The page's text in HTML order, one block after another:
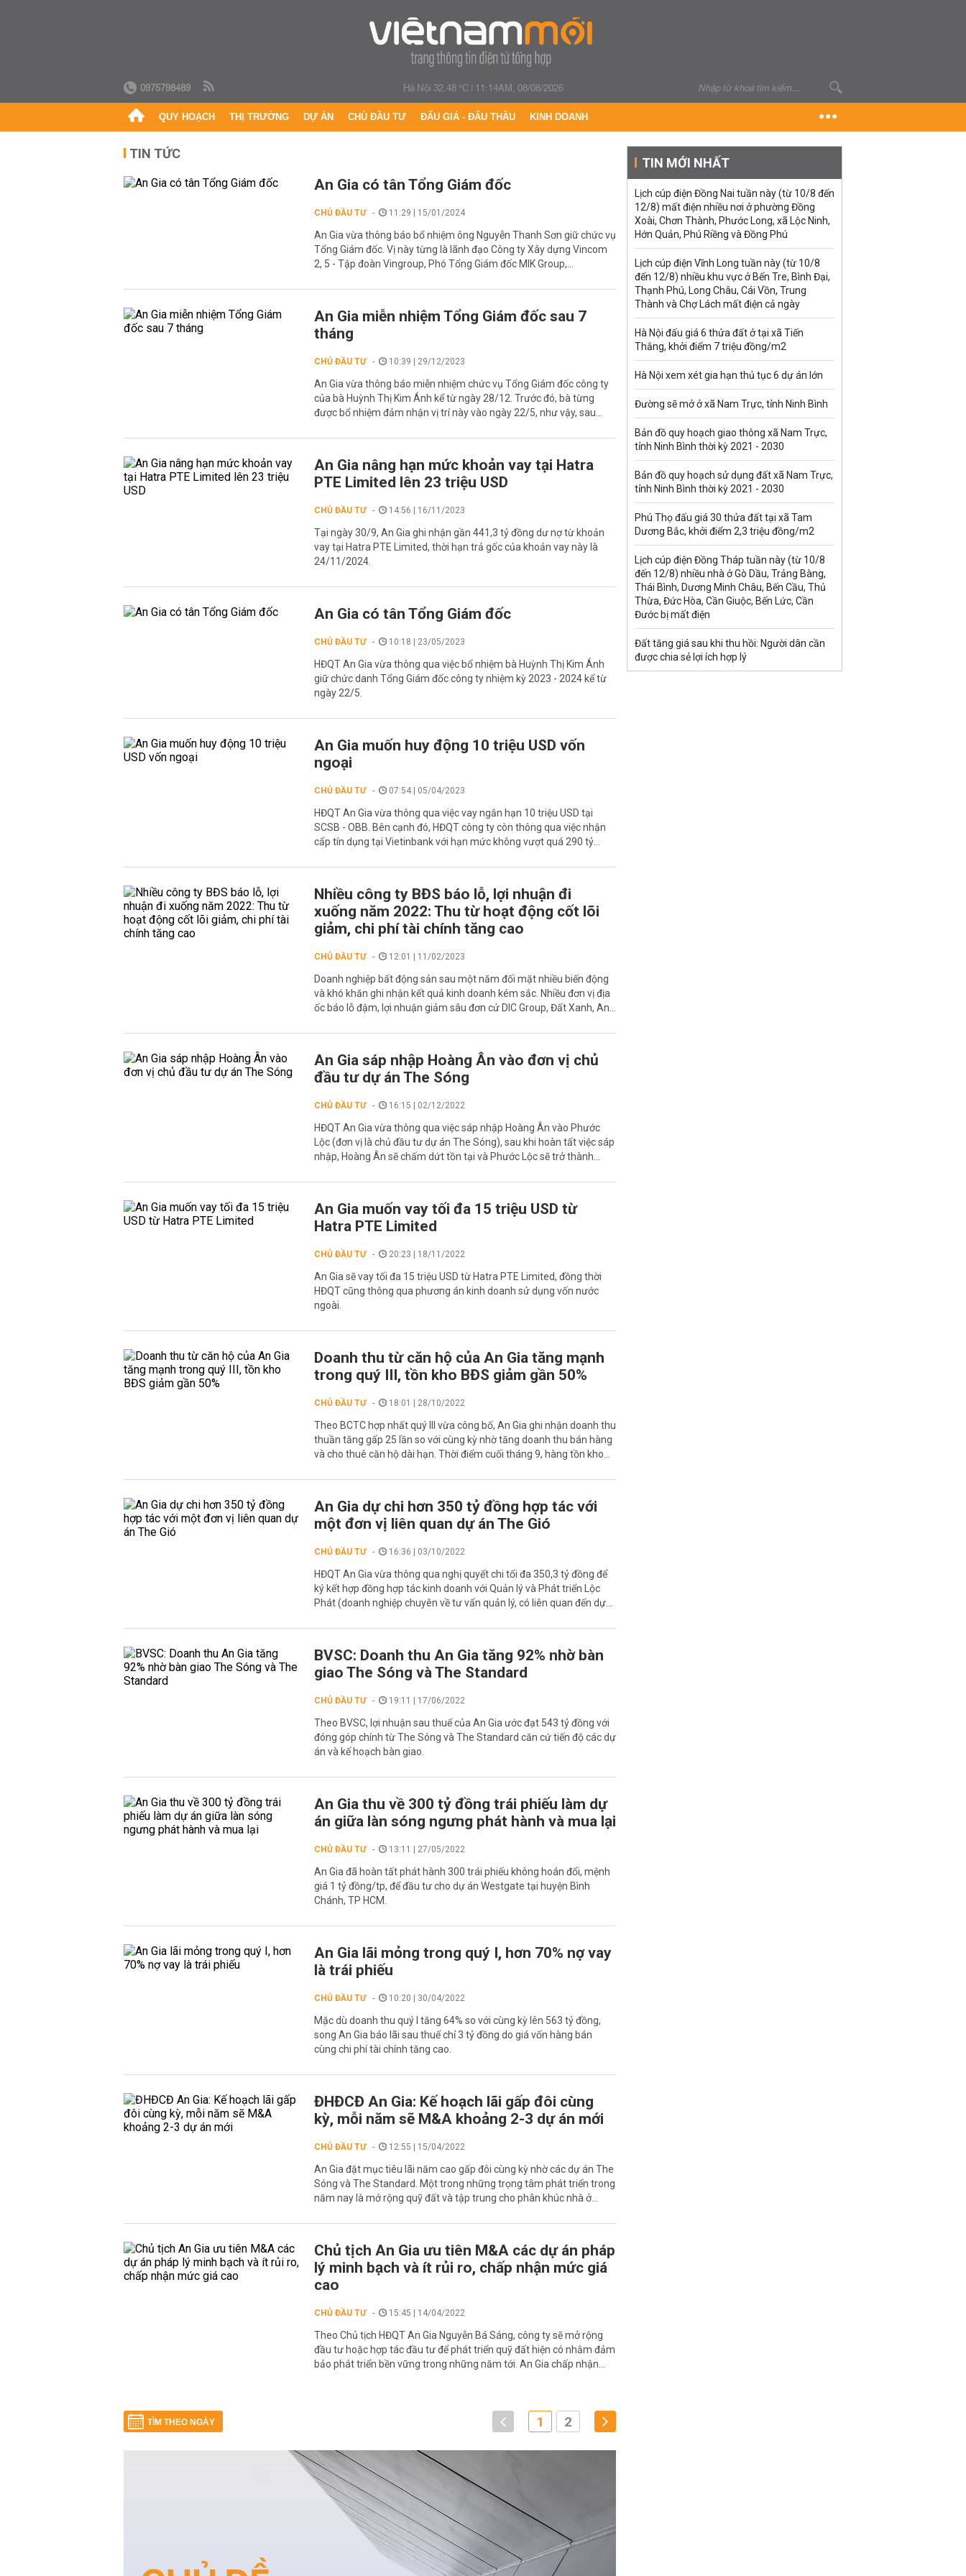
0975798489 Hà Nội 32.48 °C| 11:14AM, 08/08/2026
QUY HOẠCH THỊ TRƯỜNG DỰ ÁN CHỦ ĐẦU TƯ ĐẤU GIÁ - ĐẤU THẦU KINH DOANH
TIN TỨC
An Gia có tân Tổng Giám đốc
CHỦ ĐẦU TƯ 11:29 | 15/01/2024
An Gia vừa thông báo bổ nhiệm ông Nguyễn Thanh Sơn giữ chức vụ
Tổng Giám đốc. Vị này từng là lãnh đạo Công ty Xây dựng Vincom
2, 5 - Tập đoàn Vingroup, Phó Tổng Giám đốc MIK Group,...
An Gia miễn nhiệm Tổng Giám đốc sau 7
tháng
CHỦ ĐẦU TƯ 10:39 | 29/12/2023
An Gia vừa thông báo miễn nhiệm chức vụ Tổng Giám đốc công ty
của bà Huỳnh Thị Kim Ánh kể từ ngày 28/12. Trước đó, bà từng
được bổ nhiệm đảm nhận vị trí này vào ngày 22/5, như vậy, sau...
An Gia nâng hạn mức khoản vay tại Hatra
PTE Limited lên 23 triệu USD
CHỦ ĐẦU TƯ 14:56 | 16/11/2023
Tại ngày 30/9, An Gia ghi nhận gần 441,3 tỷ đồng dư nợ từ khoản
vay tại Hatra PTE Limited, thời hạn trả gốc của khoản vay này là
24/11/2024.
An Gia có tân Tổng Giám đốc
CHỦ ĐẦU TƯ 10:18 | 23/05/2023
HĐQT An Gia vừa thông qua việc bổ nhiệm bà Huỳnh Thị Kim Ánh
giữ chức danh Tổng Giám đốc công ty nhiệm kỳ 2023 - 2024 kể từ
ngày 22/5.
An Gia muốn huy động 10 triệu USD vốn
ngoại
CHỦ ĐẦU TƯ 07:54 | 05/04/2023
HĐQT An Gia vừa thông qua việc vay ngắn hạn 10 triệu USD tại
SCSB - OBB. Bên cạnh đó, HĐQT công ty còn thông qua việc nhận
cấp tín dụng tại Vietinbank với hạn mức không vượt quá 290 tỷ...
Nhiều công ty BĐS báo lỗ, lợi nhuận đi
xuống năm 2022: Thu từ hoạt động cốt lõi
giảm, chi phí tài chính tăng cao
CHỦ ĐẦU TƯ 12:01 | 11/02/2023
Doanh nghiệp bất động sản sau một năm đối mặt nhiều biến động
và khó khăn ghi nhận kết quả kinh doanh kém sắc. Nhiều đơn vị địa
ốc báo lỗ đậm, lợi nhuận giảm sâu đơn cử DIC Group, Đất Xanh, An...
An Gia sáp nhập Hoàng Ân vào đơn vị chủ
đầu tư dự án The Sóng
CHỦ ĐẦU TƯ 16:15 | 02/12/2022
HĐQT An Gia vừa thông qua việc sáp nhập Hoàng Ân vào Phước
Lộc (đơn vị là chủ đầu tư dự án The Sóng), sau khi hoàn tất việc sáp
nhập, Hoàng Ân sẽ chấm dứt tồn tại và Phước Lộc sẽ trở thành...
An Gia muốn vay tối đa 15 triệu USD từ
Hatra PTE Limited
CHỦ ĐẦU TƯ 20:23 | 18/11/2022
An Gia sẽ vay tối đa 15 triệu USD từ Hatra PTE Limited, đồng thời
HĐQT cũng thông qua phương án kinh doanh sử dụng vốn nước
ngoài.
Doanh thu từ căn hộ của An Gia tăng mạnh
trong quý III, tồn kho BĐS giảm gần 50%
CHỦ ĐẦU TƯ 18:01 | 28/10/2022
Theo BCTC hợp nhất quý III vừa công bố, An Gia ghi nhận doanh thu
thuần tăng gấp 25 lần so với cùng kỳ nhờ tăng doanh thu bán hàng
và cho thuê căn hộ dài hạn. Thời điểm cuối tháng 9, hàng tồn kho...
An Gia dự chi hơn 350 tỷ đồng hợp tác với
một đơn vị liên quan dự án The Gió
CHỦ ĐẦU TƯ 16:36 | 03/10/2022
HĐQT An Gia vừa thông qua nghị quyết chi tối đa 350,3 tỷ đồng để
ký kết hợp đồng hợp tác kinh doanh với Quản lý và Phát triển Lộc
Phát (doanh nghiệp chuyên về tư vấn quản lý, có liên quan đến dự...
BVSC: Doanh thu An Gia tăng 92% nhờ bàn
giao The Sóng và The Standard
CHỦ ĐẦU TƯ 19:11 | 17/06/2022
Theo BVSC, lợi nhuận sau thuế của An Gia ước đạt 543 tỷ đồng với
đóng góp chính từ The Sóng và The Standard căn cứ tiến độ các dự
án và kế hoạch bàn giao.
An Gia thu về 300 tỷ đồng trái phiếu làm dự
án giữa làn sóng ngưng phát hành và mua lại
CHỦ ĐẦU TƯ 13:11 | 27/05/2022
An Gia đã hoàn tất phát hành 300 trái phiếu không hoán đổi, mệnh
giá 1 tỷ đồng/tp, để đầu tư cho dự án Westgate tại huyện Bình
Chánh, TP HCM.
An Gia lãi mỏng trong quý I, hơn 70% nợ vay
là trái phiếu
CHỦ ĐẦU TƯ 10:20 | 30/04/2022
Mặc dù doanh thu quý I tăng 64% so với cùng kỳ lên 563 tỷ đồng,
song An Gia báo lãi sau thuế chỉ 3 tỷ đồng do giá vốn hàng bán
cùng chi phí tài chính tăng cao.
ĐHĐCĐ An Gia: Kế hoạch lãi gấp đôi cùng
kỳ, mỗi năm sẽ M&A khoảng 2-3 dự án mới
CHỦ ĐẦU TƯ 12:55 | 15/04/2022
An Gia đặt mục tiêu lãi năm cao gấp đôi cùng kỳ nhờ các dự án The
Sóng và The Standard. Một trong những trọng tâm phát triển trong
năm nay là mở rộng quỹ đất và tập trung cho phân khúc nhà ở...
Chủ tịch An Gia ưu tiên M&A các dự án pháp
lý minh bạch và ít rủi ro, chấp nhận mức giá
cao
CHỦ ĐẦU TƯ 15:45 | 14/04/2022
Theo Chủ tịch HĐQT An Gia Nguyễn Bá Sáng, công ty sẽ mở rộng
đầu tư hoặc hợp tác đầu tư để phát triển quỹ đất hiện có nhằm đảm
bảo phát triển bền vững trong những năm tới. An Gia chấp nhận...
TÌM THEO NGÀY 1 2
TIN MỚI NHẤT
Lịch cúp điện Đồng Nai tuần này (từ 10/8 đến
12/8) mất điện nhiều nơi ở phường Đồng
Xoài, Chơn Thành, Phước Long, xã Lộc Ninh,
Hớn Quản, Phú Riềng và Đồng Phú
Lịch cúp điện Vĩnh Long tuần này (từ 10/8
đến 12/8) nhiều khu vực ở Bến Tre, Bình Đại,
Thạnh Phú, Long Châu, Cái Vồn, Trung
Thành và Chợ Lách mất điện cả ngày
Hà Nội đấu giá 6 thửa đất ở tại xã Tiến
Thắng, khởi điểm 7 triệu đồng/m2
Hà Nội xem xét gia hạn thủ tục 6 dự án lớn
Đường sẽ mở ở xã Nam Trực, tỉnh Ninh Bình
Bản đồ quy hoạch giao thông xã Nam Trực,
tỉnh Ninh Bình thời kỳ 2021 - 2030
Bản đồ quy hoạch sử dụng đất xã Nam Trực,
tỉnh Ninh Bình thời kỳ 2021 - 2030
Phú Thọ đấu giá 30 thửa đất tại xã Tam
Dương Bắc, khởi điểm 2,3 triệu đồng/m2
Lịch cúp điện Đồng Tháp tuần này (từ 10/8
đến 12/8) nhiều nhà ở Gò Dầu, Trảng Bàng,
Thái Bình, Dương Minh Châu, Bến Cầu, Thủ
Thừa, Đức Hòa, Cần Giuộc, Bến Lức, Cần
Đước bị mất điện
Đất tăng giá sau khi thu hồi: Người dân cần
được chia sẻ lợi ích hợp lý